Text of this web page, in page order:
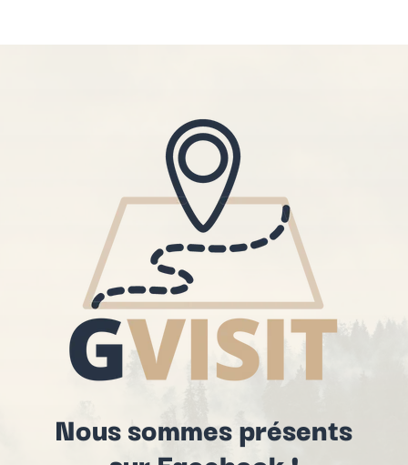
Nous sommes présents